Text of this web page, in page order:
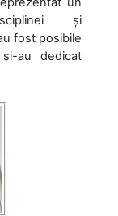
și
fost posibile
au dedicat